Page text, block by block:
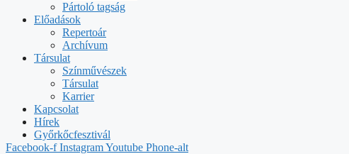
Pártoló tagság
Előadások
Repertoár
Archívum
Társulat
Színművészek
Társulat
Karrier
Kapcsolat
Hírek
Győrkőcfesztivál
Facebook-f InstagramYoutube Phone-alt